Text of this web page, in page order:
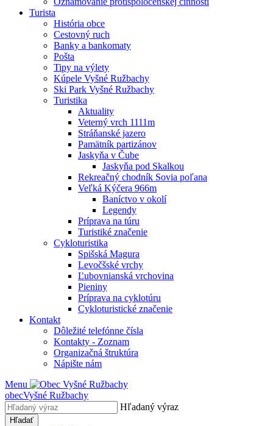
Turista
História obce
Cestovný ruch
Banky a bankomaty
Pošta
Tipy na výlety
Kúpele Vyšné Ružbachy
Ski Park Vyšné Ružbachy
Turistika
Aktuality
Veterný vrch 1111m
Stráňanské jazero
Pamätník partizánov
Jaskyňa v Čube
Jaskyňa pod Skalkou
Rekreačný chodník Sovia poľana
Veľká Kýčera 966m
Baníctvo v okolí
Legendy
Príprava na túru
Turistiké značenie
Cykloturistika
Spišská Magura
Levočšské vrchy
Ľubovnianská vrchovina
Pieniny
Príprava na cyklotúru
Cykloturistické značenie
Kontakt
Dôležité telefónne čísla
Kontakty - Zoznam
Organizačná štruktúra
Nápište nám
Menu
obecVyšné Ružbachy
Hľadaný výraz
Hľadať